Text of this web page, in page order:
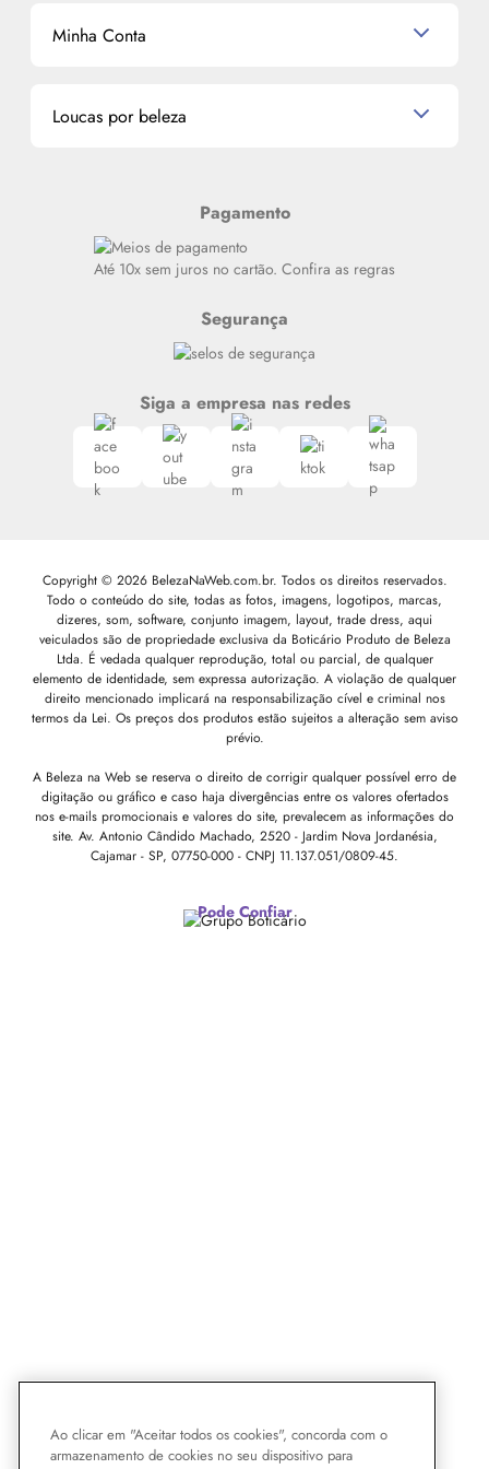
Nossas lojas
La Vie Est Belle Lancôme
Minha Conta
Meus endereços
Loucas por beleza
Siga nosso canal no Whatsapp
Pagamento
Até 10x sem juros no cartão. Confira as regras
Segurança
Siga a empresa nas redes
Copyright © 2026 BelezaNaWeb.com.br. Todos os direitos reservados.
Todo o conteúdo do site, todas as fotos, imagens, logotipos, marcas,
dizeres, som, software, conjunto imagem, layout, trade dress, aqui
veiculados são de propriedade exclusiva da Boticário Produto de Beleza
Ltda. É vedada qualquer reprodução, total ou parcial, de qualquer
elemento de identidade, sem expressa autorização. A violação de qualquer
direito mencionado implicará na responsabilização cível e criminal nos
termos da Lei. Os preços dos produtos estão sujeitos a alteração sem aviso
prévio.
A Beleza na Web se reserva o direito de corrigir qualquer possível erro de
digitação ou gráfico e caso haja divergências entre os valores ofertados
nos e-mails promocionais e valores do site, prevalecem as informações do
site. Av. Antonio Cândido Machado, 2520 - Jardim Nova Jordanésia,
Cajamar - SP, 07750-000 - CNPJ 11.137.051/0809-45.
Pode Confiar
Ao clicar em "Aceitar todos os cookies", concorda com o
armazenamento de cookies no seu dispositivo para